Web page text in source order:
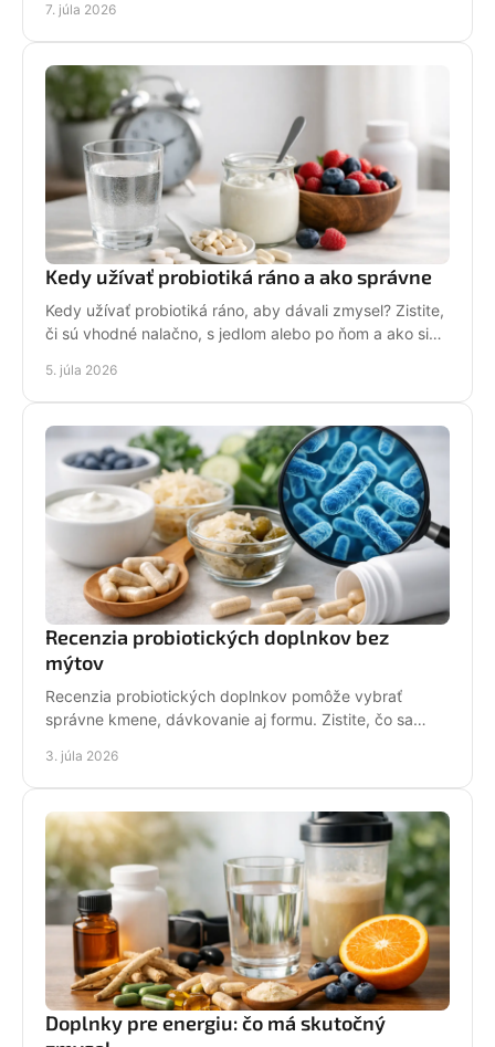
7. júla 2026
Kedy užívať probiotiká ráno a ako správne
Kedy užívať probiotiká ráno, aby dávali zmysel? Zistite,
či sú vhodné nalačno, s jedlom alebo po ňom a ako si
5. júla 2026
Recenzia probiotických doplnkov bez
mýtov
Recenzia probiotických doplnkov pomôže vybrať
správne kmene, dávkovanie aj formu. Zistite, čo sa
3. júla 2026
Doplnky pre energiu: čo má skutočný